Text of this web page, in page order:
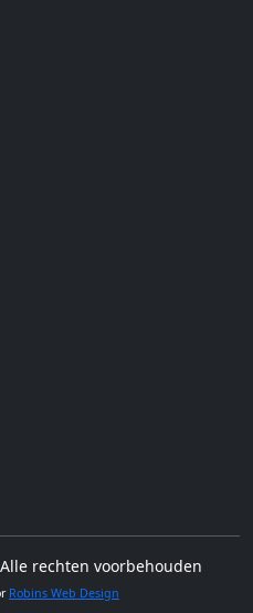
rechten voorbehouden
Robins Web Design